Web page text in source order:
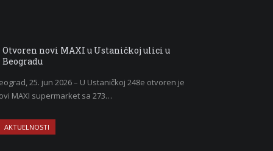
Otvoren novi MAXI u Ustaničkoj ulici u
Beogradu
25. jun 2026 – U Ustaničkoj 248e otvoren je
MAXI supermarket sa 273…
AKTUELNOSTI